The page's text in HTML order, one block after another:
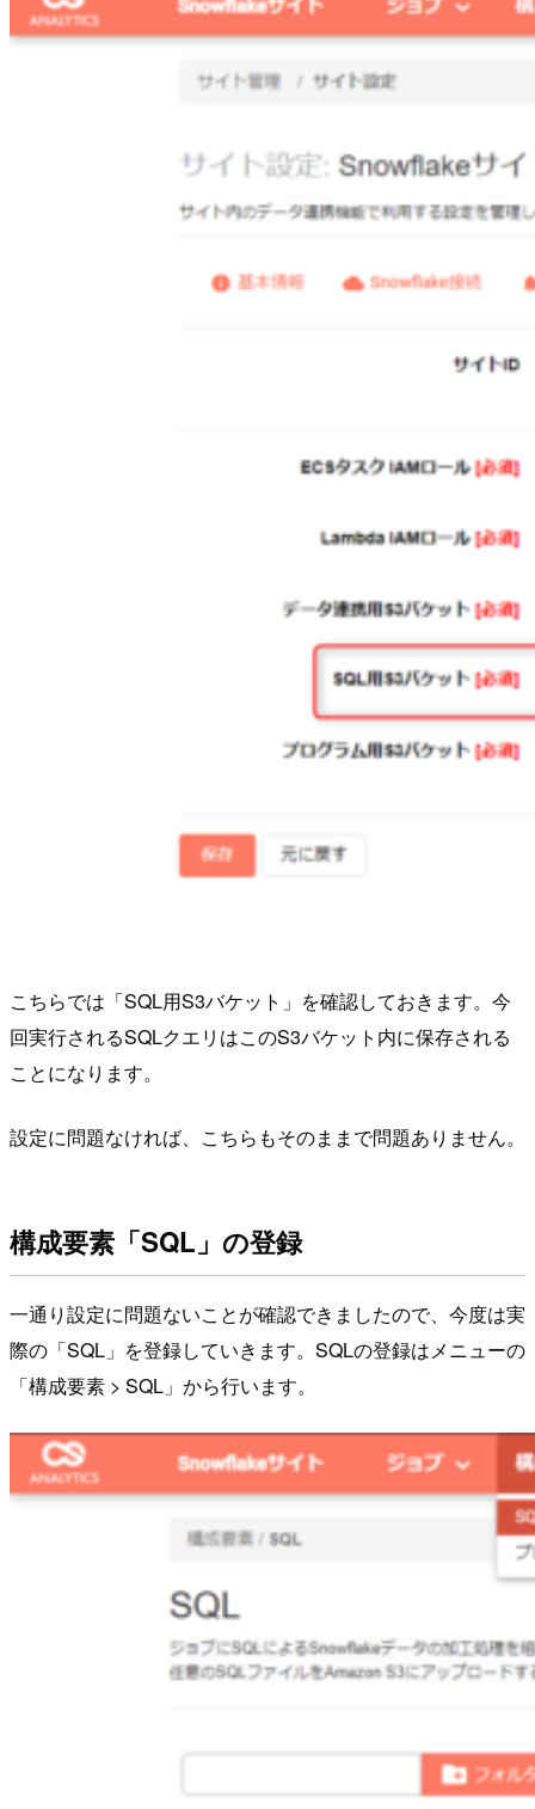
こちらでは「SQL用S3バケット」を確認しておきます。今
回実行されるSQLクエリはこのS3バケット内に保存される
ことになります。
設定に問題なければ、こちらもそのままで問題ありません。
構成要素「SQL」の登録
一通り設定に問題ないことが確認できましたので、今度は実
際の「SQL」を登録していきます。SQLの登録はメニューの
「構成要素 > SQL」から行います。